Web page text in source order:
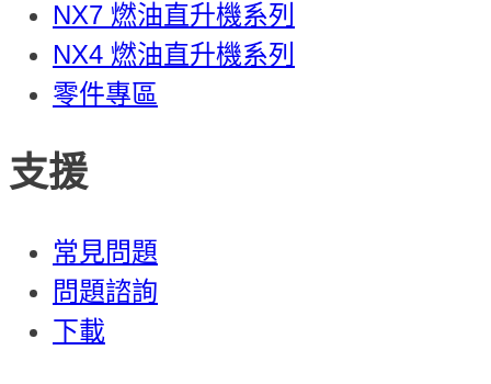
NX7 燃油直升機系列
NX4 燃油直升機系列
零件專區
支援
常見問題
問題諮詢
下載